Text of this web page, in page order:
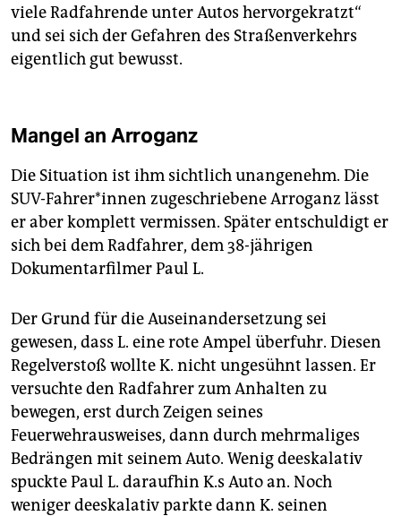
viele Radfahrende unter Autos hervorgekratzt“
und sei sich der Gefahren des Straßenverkehrs
eigentlich gut bewusst.
Mangel an Arroganz
Die Situation ist ihm sichtlich unangenehm. Die
SUV-Fahrer*innen zugeschriebene Arroganz lässt
er aber komplett vermissen. Später entschuldigt er
sich bei dem Radfahrer, dem 38-jährigen
Dokumentarfilmer Paul L.
Der Grund für die Auseinandersetzung sei
gewesen, dass L. eine rote Ampel überfuhr. Diesen
Regelverstoß wollte K. nicht ungesühnt lassen. Er
versuchte den Radfahrer zum Anhalten zu
bewegen, erst durch Zeigen seines
Feuerwehrausweises, dann durch mehrmaliges
Bedrängen mit seinem Auto. Wenig deeskalativ
spuckte Paul L. daraufhin K.s Auto an. Noch
weniger deeskalativ parkte dann K. seinen